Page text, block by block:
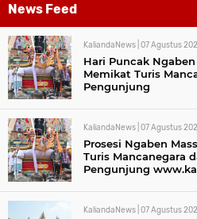
News Feed
KaliandaNews | 07 Agustus
Hari Puncak
Memikat Turis
Pengunjung
KaliandaNews | 07 Agustus
Prosesi Ngaben
Turis Mancanegara
Pengunjung
KaliandaNews | 07 Agustus